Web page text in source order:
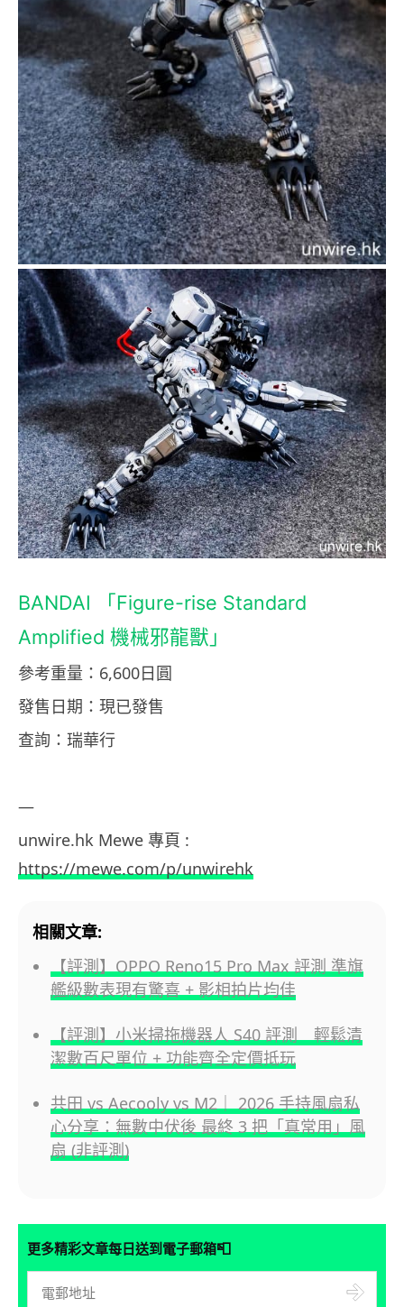
BANDAI 「Figure-rise Standard
Amplified 機械邪龍獸」
參考重量：6,600日圓
發售日期：現已發售
查詢：瑞華行
—
unwire.hk Mewe 專頁 :
https://mewe.com/p/unwirehk
相關文章:
【評測】OPPO Reno15 Pro Max 評測 準旗
艦級數表現有驚喜 + 影相拍片均佳
【評測】小米掃拖機器人 S40 評測 輕鬆清
潔數百尺單位 + 功能齊全定價抵玩
共田 vs Aecooly vs M2｜ 2026 手持風扇私
心分享：無數中伏後 最終 3 把「真常用」風
扇 (非評測)
更多精彩文章每日送到電子郵箱📮